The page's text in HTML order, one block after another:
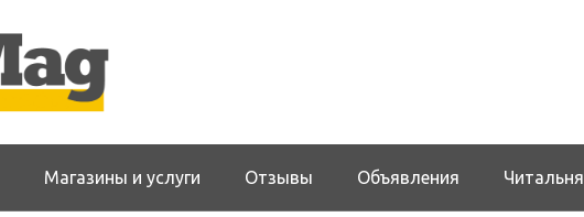
Магазины и услуги Отзывы Объявления Читальня